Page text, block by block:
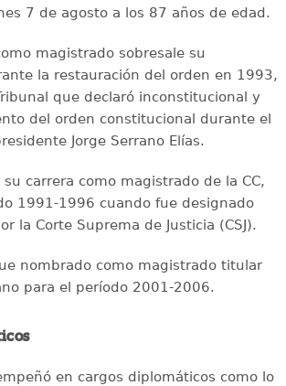
7 de agosto a los 87 años de edad.
magistrado sobresale su
la restauración del orden en 1993,
que declaró inconstitucional y
del orden constitucional durante el
Jorge Serrano Elías.
carrera como magistrado de la CC,
1991-1996 cuando fue designado
la Corte Suprema de Justicia (CSJ).
nombrado como magistrado titular
para el período 2001-2006.
en cargos diplomáticos como lo